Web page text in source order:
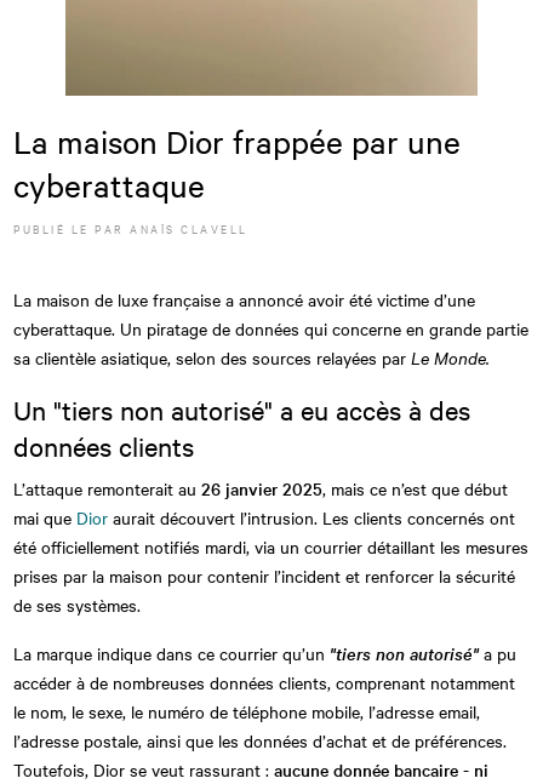
La maison Dior frappée par une
cyberattaque
PUBLIÉ LEPARANAÏS CLAVELL
La maison de luxe française a annoncé avoir été victime d’une
cyberattaque. Un piratage de données qui concerne en grande partie
sa clientèle asiatique, selon des sources relayées parLe Monde.
Un "tiers non autorisé" a eu accès à des
données clients
L’attaque remonterait au26 janvier 2025, mais ce n’est que début
mai que Dior aurait découvert l’intrusion. Les clients concernés ont
été officiellement notifiés mardi, via un courrier détaillant les mesures
prises par la maison pour contenir l’incident et renforcer la sécurité
de ses systèmes.
La marque indique dans ce courrier qu’un "tiers non autorisé"a pu
accéder à de nombreuses données clients, comprenant notamment
le nom, le sexe, le numéro de téléphone mobile, l’adresse email,
l’adresse postale, ainsi que les données d’achat et de préférences.
Toutefois, Dior se veut rassurant :aucune donnée bancaire - ni